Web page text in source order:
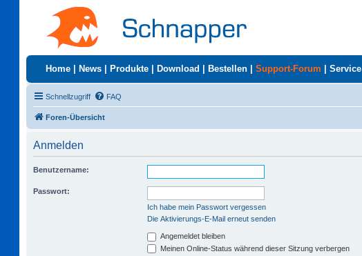
Home News Produkte Download Bestellen Support-Forum Service
Schnellzugriff FAQ
Foren-Übersicht
Anmelden
Benutzername:
Passwort:
Ich habe mein Passwort vergessen
Die Aktivierungs-E-Mail erneut senden
Angemeldet bleiben
Meinen Online-Status während dieser Sitzung verbergen